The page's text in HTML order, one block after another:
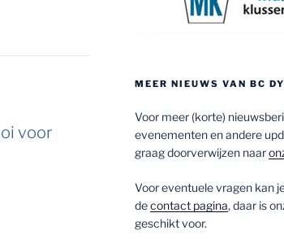
voor
MEER NIEUWS VAN BC
Voor meer (korte)
evenementen en andere
graag doorverwijzen naar
Voor eventuele vragen kan
decontact pagina, daar is
geschikt voor.